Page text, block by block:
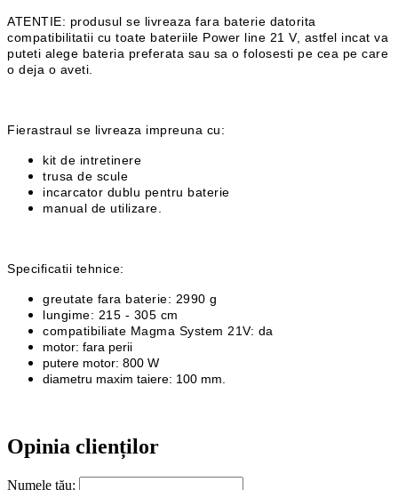
ATENTIE: produsul se livreaza fara baterie datorita
compatibilitatii cu toate bateriile Power line 21 V, astfel incat va
puteti alege bateria preferata sau sa o folosesti pe cea pe care
o deja o aveti.
Fierastraul se livreaza impreuna cu:
kit de intretinere
trusa de scule
incarcator dublu pentru baterie
manual de utilizare.
Specificatii tehnice:
greutate fara baterie: 2990 g
lungime: 215 - 305 cm
compatibiliate Magma System 21V: da
motor: fara perii
putere motor: 800 W
diametru maxim taiere: 100 mm.
Opinia clienților
Numele tău: